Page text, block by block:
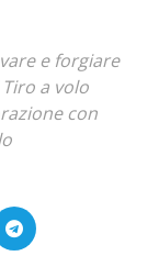
e forgiare
a volo
con